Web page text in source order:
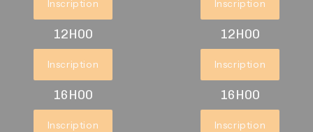
Inscription
12H00
Inscription
16H00
Inscription
Inscription
12H00
Inscription
16H00
Inscription